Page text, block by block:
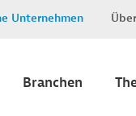
Unternehmen
Branchen